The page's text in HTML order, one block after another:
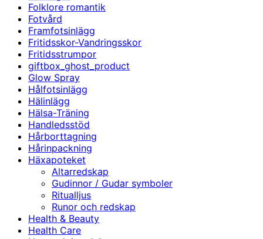
Folklore romantik
Fotvård
Framfotsinlägg
Fritidsskor-Vandringsskor
Fritidsstrumpor
giftbox_ghost_product
Glow Spray
Hålfotsinlägg
Hälinlägg
Hälsa-Träning
Handledsstöd
Hårborttagning
Hårinpackning
Häxapoteket
Altarredskap
Gudinnor / Gudar symboler
Ritualljus
Runor och redskap
Health & Beauty
Health Care